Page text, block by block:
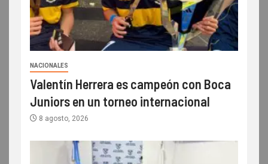
NACIONALES
Valentín Herrera es campeón con Boca
Juniors en un torneo internacional
8 agosto, 2026